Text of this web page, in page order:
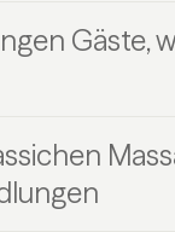
Gäste,